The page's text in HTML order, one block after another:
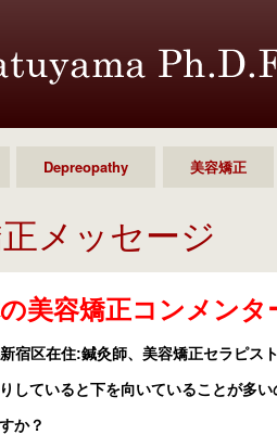
Depreopathy 美容矯正
メッセージ
美容矯正コンメンタ
宿区在住:鍼灸師、美容矯正セラピスト
していると下を向いていることが多
か？